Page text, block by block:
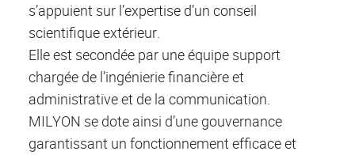
s’appuient sur l’expertise d’un conseil
scientifique extérieur.
Elle est secondée par une équipe support
chargée de l’ingénierie financière et
administrative et de la communication.
MILYON se dote ainsi d’une gouvernance
garantissant un fonctionnement efficace et